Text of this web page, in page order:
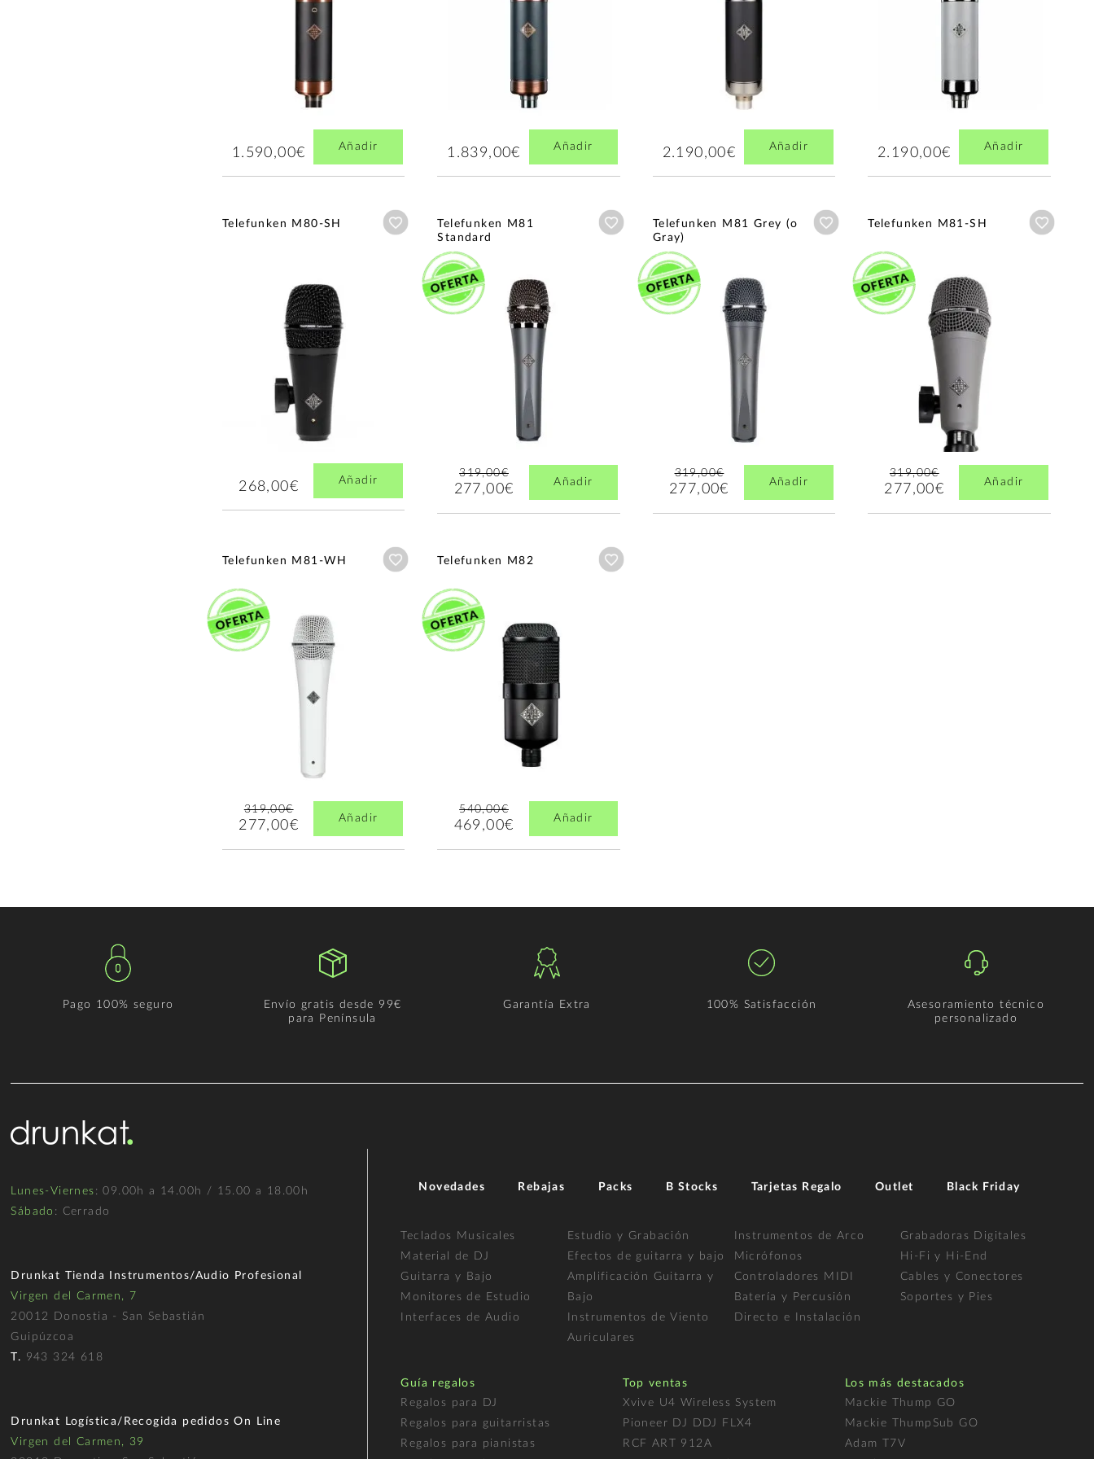
1.590,00€ Añadir 1.839,00€ Añadir 2.190,00€ Añadir 2.190,00€ Añadir
Telefunken M80-SH Añadir a wishlist
268,00€ Añadir
Telefunken M81
Standard
Añadir a wishlist
319,00€
277,00€ Añadir
Telefunken M81 Grey (o
Gray)
Añadir a wishlist
319,00€
277,00€ Añadir
Telefunken M81-SH
319,00€
277,00€ Añadir
Telefunken M81-WH Añadir a wishlist
319,00€
277,00€ Añadir
Telefunken M82
540,00€
469,00€ Añadir
Pago 100% seguro
Envío gratis desde 99€
para Península
Garantía Extra 100% Satisfacción
Asesoramiento técnico
personalizado
Lunes-Viernes : 09.00h a 14.00h / 15.00 a 18.00h
Sábado : Cerrado
Drunkat Tienda Instrumentos/Audio Profesional
Virgen del Carmen, 7
20012 Donostia - San Sebastián
Guipúzcoa
T. 943 324 618
Drunkat Logística/Recogida pedidos On Line
Virgen del Carmen, 39
Novedades Rebajas Packs B Stocks Tarjetas Regalo Outlet Black Friday
Teclados Musicales
Material de DJ
Guitarra y Bajo
Monitores de Estudio
Interfaces de Audio
Estudio y Grabación
Efectos de guitarra y bajo
Amplificación Guitarra y
Bajo
Instrumentos de Viento
Auriculares
Instrumentos de Arco
Micrófonos
Controladores MIDI
Batería y Percusión
Directo e Instalación
Grabadoras Digitales
Hi-Fi y Hi-End
Cables y Conectores
Soportes y Pies
Guía regalos
Regalos para DJ
Regalos para guitarristas
Regalos para pianistas
Top ventas
Xvive U4 Wireless System
Pioneer DJ DDJ FLX4
RCF ART 912A
Los más destacados
Mackie Thump GO
Mackie ThumpSub GO
Adam T7V